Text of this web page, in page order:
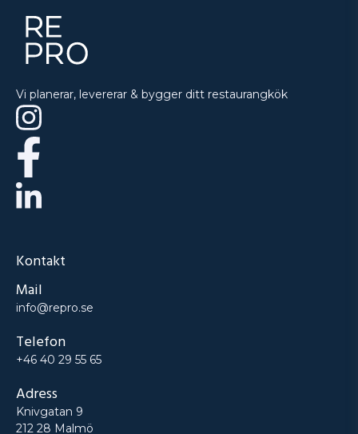
Vi planerar, levererar & bygger ditt restaurangkök
Kontakt
Mail
info@repro.se
Telefon
+46 40 29 55 65
Adress
Knivgatan 9
212 28 Malmö